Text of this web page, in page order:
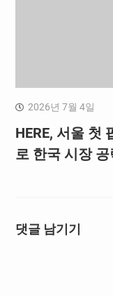
2026년 7월 4일
HERE, 서울 첫
로 한국 시장 공
댓글 남기기